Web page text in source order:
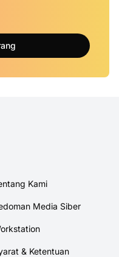
Kami
Media Siber
& Ketentuan